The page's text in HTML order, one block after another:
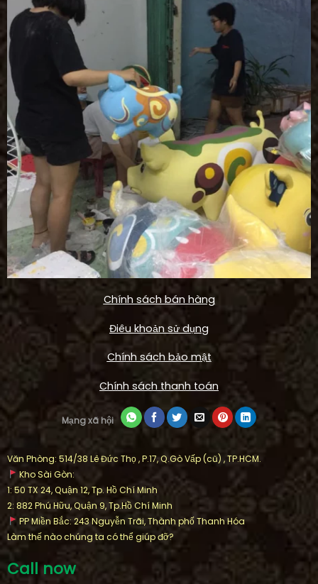
Chính sách bán hàng
Điêu khoản sử dụng
Chính sách bảo mật
Chính sách thanh toán
Mạng xã hội
Văn Phòng: 514/38 Lê Đức Thọ , P.17, Q.Gò Vấp (cũ) , TP.HCM.
Kho Sài Gòn:
1: 50 TX 24, Quận 12, Tp. Hồ Chí Minh
2: 882 Phú Hữu, Quận 9, Tp.Hồ Chí Minh
PP Miền Bắc: 243 Nguyễn Trãi, Thành phố Thanh Hóa
Làm thế nào chúng ta có thể giúp đỡ?
Call now